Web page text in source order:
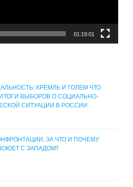
01:19:01
КРЕМЛЬ И ГОЛЕМ ЧТО
ВЫБОРОВ О СОЦИАЛЬНО-
СИТУАЦИИ В РОССИИ
ЗА ЧТО И ПОЧЕМУ
С ЗАПАДОМ?